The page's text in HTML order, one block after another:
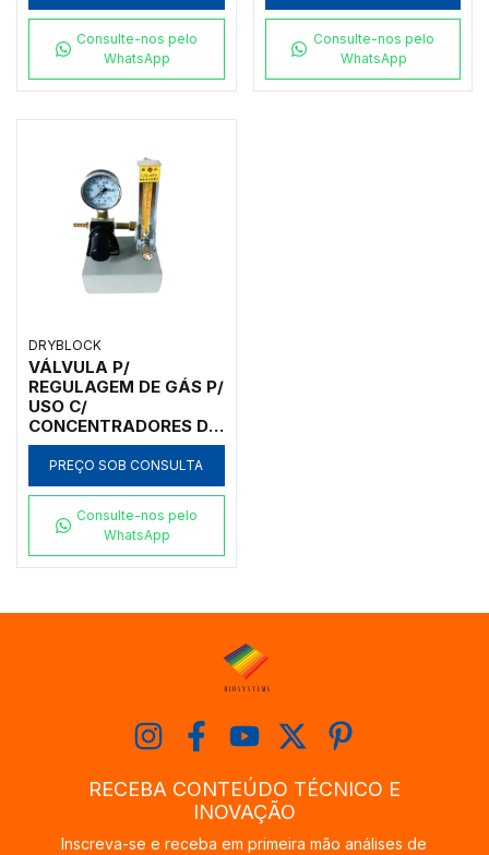
Consulte-nos pelo
WhatsApp
Consulte-nos pelo
WhatsApp
DRYBLOCK
VÁLVULA P/
REGULAGEM DE GÁS P/
USO C/
CONCENTRADORES DE
AMOSTRAS
DRYBLOCK - NDK-GV
PREÇO SOB CONSULTA
Consulte-nos pelo
WhatsApp
RECEBA CONTEÚDO TÉCNICO E
INOVAÇÃO
Inscreva-se e receba em primeira mão análises de